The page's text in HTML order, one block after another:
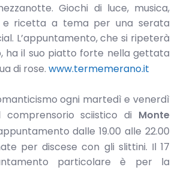
Giochi di luce, musica,
e ricetta a tema per una serata
L’appuntamento, che si ripeterà
ha il suo piatto forte nella gettata
di rose. www.termemerano.it
ogni martedì e venerdì
sciistico di Monte
dalle 19.00 alle 22.00
per discese con gli slittini. Il 17
particolare è per la